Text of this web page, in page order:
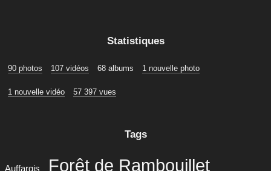
Statistiques
90 photos 107 vidéos 68 albums 1 nouvelle photo
1 nouvelle vidéo 57 397 vues
Tags
Auffargis Forêt de Rambouillet